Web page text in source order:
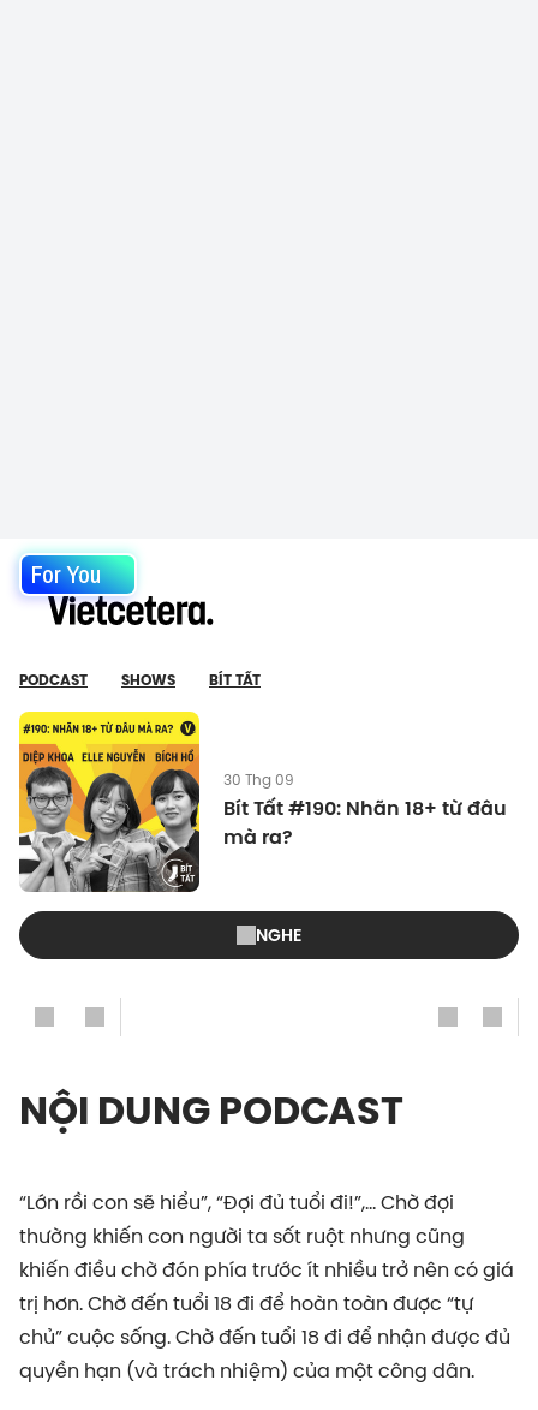
For You
PODCAST SHOWS BÍT TẤT
30 Thg 09
Bít Tất #190: Nhãn 18+ từ đâu
mà ra?
NGHE
NỘI DUNG PODCAST
“Lớn rồi con sẽ hiểu”, “Đợi đủ tuổi đi!”,... Chờ đợi
thường khiến con người ta sốt ruột nhưng cũng
khiến điều chờ đón phía trước ít nhiều trở nên có giá
trị hơn. Chờ đến tuổi 18 đi để hoàn toàn được “tự
chủ” cuộc sống. Chờ đến tuổi 18 đi để nhận được đủ
quyền hạn (và trách nhiệm) của một công dân.